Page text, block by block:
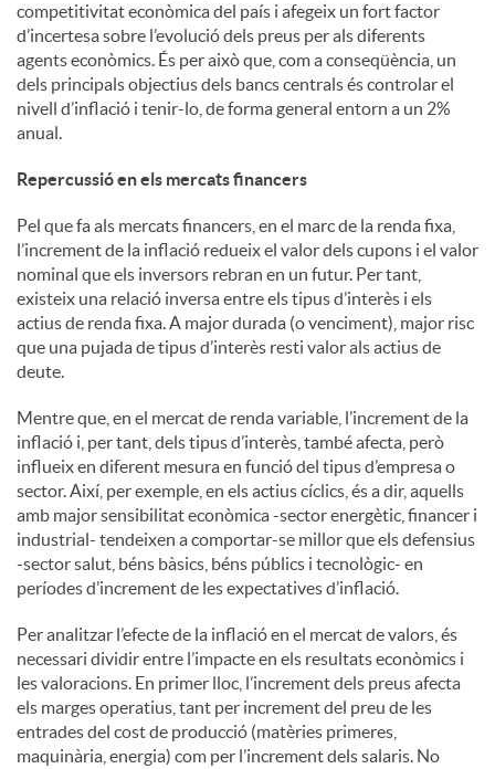
competitivitat econòmica del país i afegeix un fort factor
d’incertesa sobre l’evolució dels preus per als diferents
agents econòmics. És per això que, com a conseqüència, un
dels principals objectius dels bancs centrals és controlar el
nivell d’inflació i tenir-lo, de forma general entorn a un 2%
anual.
Repercussió en els mercats financers
Pel que fa als mercats financers, en el marc de la renda fixa,
l’increment de la inflació redueix el valor dels cupons i el valor
nominal que els inversors rebran en un futur. Per tant,
existeix una relació inversa entre els tipus d’interès i els
actius de renda fixa. A major durada (o venciment), major risc
que una pujada de tipus d’interès resti valor als actius de
deute.
Mentre que, en el mercat de renda variable, l’increment de la
inflació i, per tant, dels tipus d’interès, també afecta, però
influeix en diferent mesura en funció del tipus d’empresa o
sector. Així, per exemple, en els actius cíclics, és a dir, aquells
amb major sensibilitat econòmica -sector energètic, financer i
industrial- tendeixen a comportar-se millor que els defensius
-sector salut, béns bàsics, béns públics i tecnològic- en
períodes d’increment de les expectatives d’inflació.
Per analitzar l’efecte de la inflació en el mercat de valors, és
necessari dividir entre l’impacte en els resultats econòmics i
les valoracions. En primer lloc, l’increment dels preus afecta
els marges operatius, tant per increment del preu de les
entrades del cost de producció (matèries primeres,
maquinària, energia) com per l’increment dels salaris. No